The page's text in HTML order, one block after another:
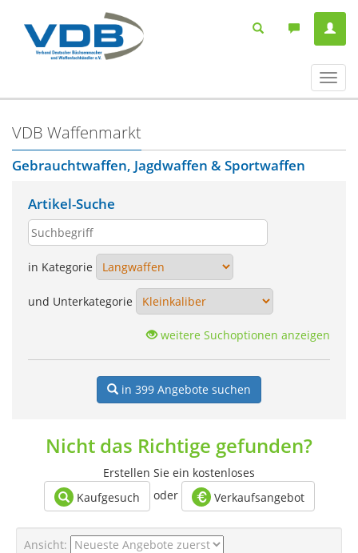
ein-/
VDB Waffenmarkt
Gebrauchtwaffen, Jagdwaffen & Sportwaffen
Artikel-Suche
in Kategorie
und Unterkategorie
weitere Suchoptionen anzeigen
in 399 Angebote suchen
Nicht das Richtige gefunden?
Erstellen Sie ein kostenloses
Kaufgesuch
oder Verkaufsangebot
Ansicht: